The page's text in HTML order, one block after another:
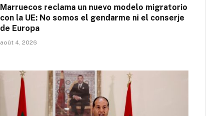
Marruecos reclama un nuevo modelo migratorio
con la UE: No somos el gendarme ni el conserje
de Europa
août 4, 2026